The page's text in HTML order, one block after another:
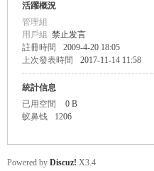
网
活躍概況
管理組
用戶組 禁止发言
註冊時間
2009-4-20 18:05
上次發表時間
2017-11-14 11:58
統計信息
已用空間
0 B
蚁鼻钱
1206
Powered by Discuz! X3.4